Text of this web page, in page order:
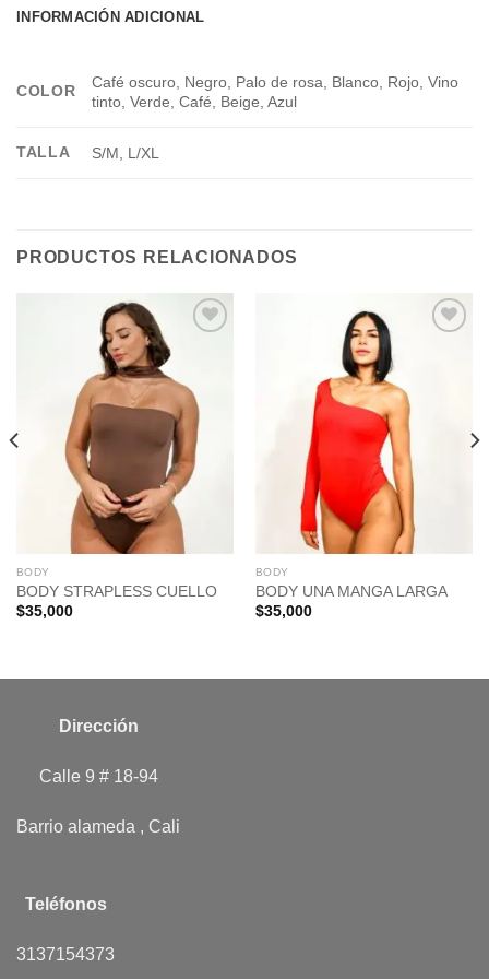
INFORMACIÓN ADICIONAL
COLOR
Café oscuro, Negro, Palo de rosa, Blanco, Rojo, Vino
tinto, Verde, Café, Beige, Azul
TALLA S/M, L/XL
PRODUCTOS RELACIONADOS
BODY
BODY STRAPLESS CUELLO
$35,000
BODY
BODY UNA MANGA LARGA
$35,000
Dirección
Calle 9 # 18-94
Barrio alameda , Cali
Teléfonos
3137154373